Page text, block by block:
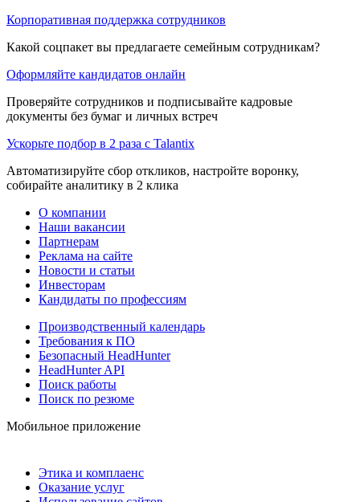
Корпоративная поддержка сотрудников
Какой соцпакет вы предлагаете семейным сотрудникам?
Оформляйте кандидатов онлайн
Проверяйте сотрудников и подписывайте кадровые
документы без бумаг и личных встреч
Ускорьте подбор в 2 раза с Talantix
Автоматизируйте сбор откликов, настройте воронку,
собирайте аналитику в 2 клика
О компании
Наши вакансии
Партнерам
Реклама на сайте
Новости и статьи
Инвесторам
Кандидаты по профессиям
Производственный календарь
Требования к ПО
Безопасный HeadHunter
HeadHunter API
Поиск работы
Поиск по резюме
Мобильное приложение
Этика и комплаенс
Оказание услуг